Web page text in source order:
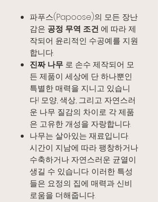
파푸스(Papoose)의 모든 장난
감은 공정 무역 조건 에 따라 제
작되어 윤리적인 수공예를 지원
합니다.
진짜 나무 로 손수 제작되어 모
든 제품이 세상에 단 하나뿐인
특별한 매력을 지니고 있습니
다! 모양, 색상, 그리고 자연스러
운 나무 질감의 차이로 각 제품
은 고유한 개성을 자랑합니다.
나무는 살아있는 재료입니다.
시간이 지남에 따라 팽창하거나
수축하거나 자연스러운 균열이
생길 수 있습니다. 이러한 특성
들은 요정의 집에 매력과 신비
로움을 더해줍니다.